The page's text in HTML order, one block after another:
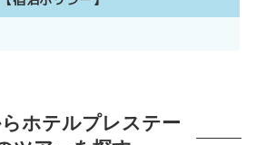
ホテルプレステー